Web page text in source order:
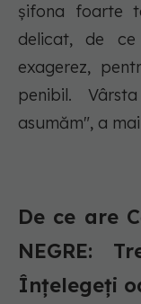
șifona foarte
delicat, de
exagerez,
penibil.
asumăm", a
De ce are
NEGRE:
Înțelegeți